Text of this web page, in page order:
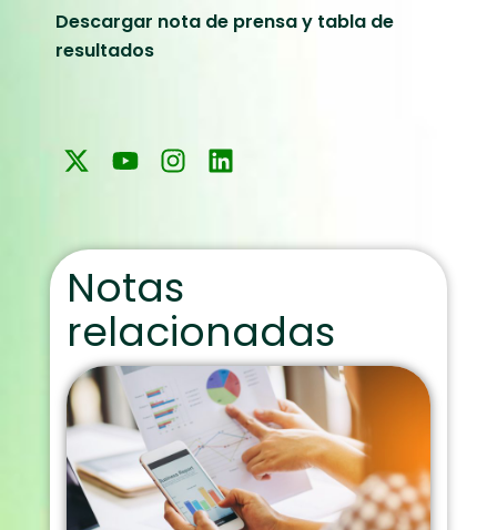
Descargar nota de prensa y tabla de
resultados
Notas
relacionadas